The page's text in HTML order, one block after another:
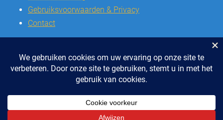
Gebruiksvoorwaarden & Privacy
Contact
© 2026 | Stichting SSCVL | Dorpshuis Het Westhoffhuis: Dorpsstraat
Telefoon: 0318 - 48 2992 | KvK nr: 41047051 | Bank: IBAN: NL47 RABO
0337504016